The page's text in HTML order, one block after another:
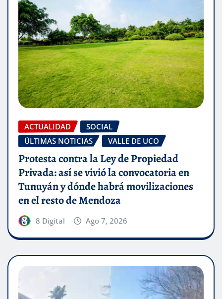
ACTUALIDAD
SOCIAL
ÚLTIMAS NOTICIAS
VALLE DE UCO
Protesta contra la Ley de Propiedad
Privada: así se vivió la convocatoria en
Tunuyán y dónde habrá movilizaciones
en el resto de Mendoza
8 Digital Ago 7, 2026